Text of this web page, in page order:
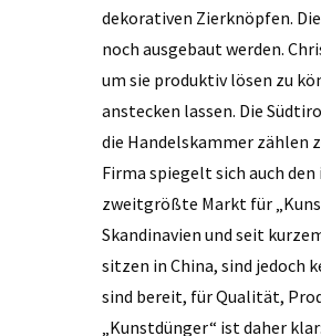
dekorativen Zierknöpfen.
noch ausgebaut werden.
um sie produktiv lösen zu
anstecken lassen. Die
die Handelskammer zählen
Firma spiegelt sich auch
zweitgrößte Markt für
Skandinavien und seit
sitzen in China, sind jedoch
sind bereit, für Qualität,
„Kunstdünger“ ist daher